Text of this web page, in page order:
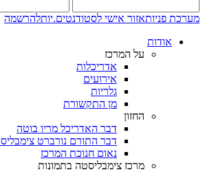
מערכת פניותאזור אישי לסטודנטים.יותלהרשמה
אודות
על המרכז
אדריכלות
אירועים
גלריות
מן התקשורת
החזון
דבר האדריכל מריו בוטה
דבר התורם נורברט
נאום חנוכת המרכז
מרכז צימבליסטה בתמונות